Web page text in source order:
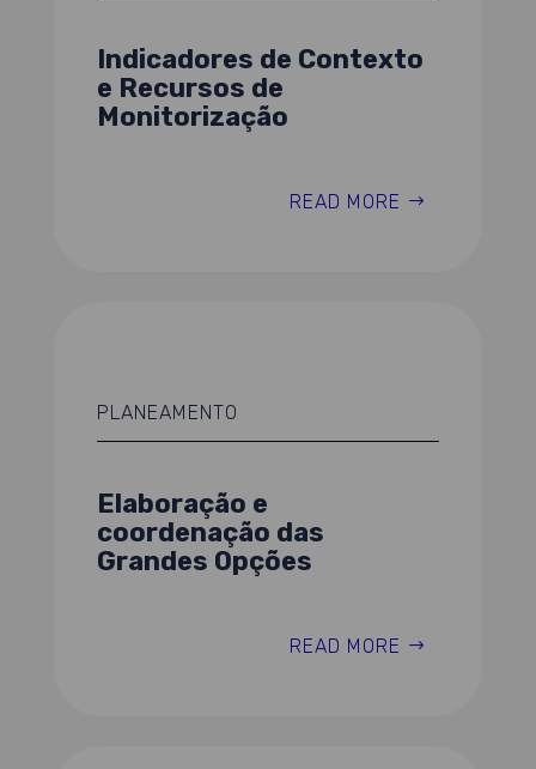
Indicadores de Contexto
e Recursos de
Monitorização
READ MORE
PLANEAMENTO
Elaboração e
coordenação das
Grandes Opções
READ MORE